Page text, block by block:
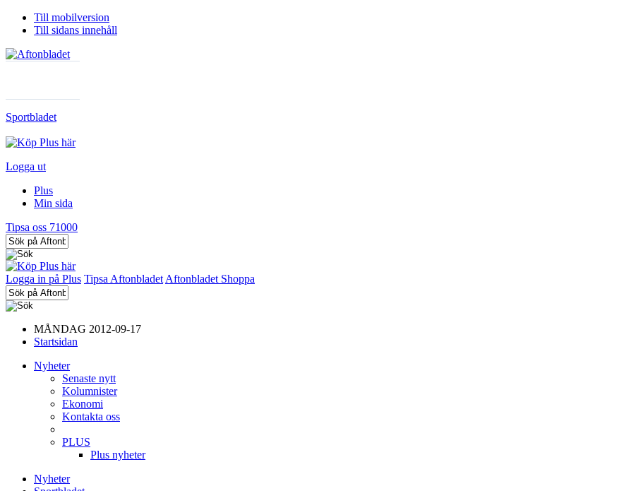
Till mobilversion
Till sidans innehåll
Sportbladet
Logga ut
Plus
Min sida
Tipsa oss 71000
Logga in på Plus Tipsa Aftonbladet Aftonbladet Shoppa
MÅNDAG 2012-09-17
Startsidan
Nyheter
Senaste nytt
Kolumnister
Ekonomi
Kontakta oss
PLUS
Plus nyheter
Nyheter